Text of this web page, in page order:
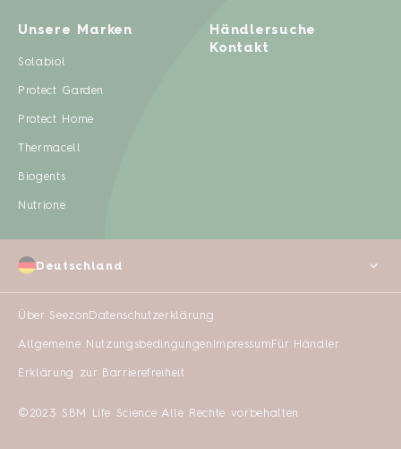
Unsere Marken
Solabiol
Protect Garden
Protect Home
Thermacell
Biogents
Nutrione
Händlersuche
Kontakt
Über SeezonDatenschutzerklärung
Allgemeine Nutzungsbedingungen ImpressumFür Händler
Erklärung zur Barrierefreiheit
©2023 SBM Life Science Alle Rechte vorbehalten
Deutschland